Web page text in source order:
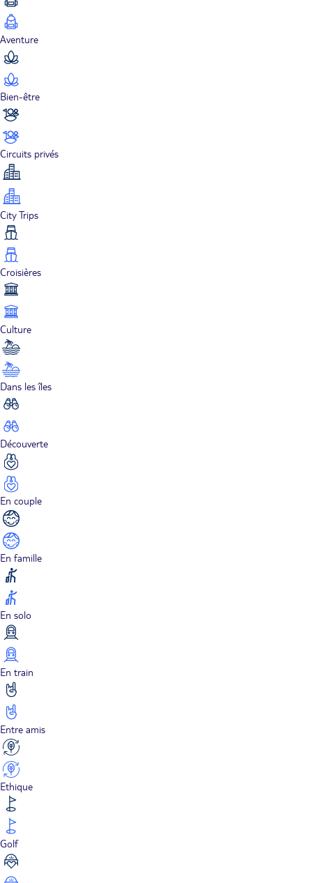
Aventure
Bien-être
Circuits privés
City Trips
Croisières
Culture
Dans les îles
Découverte
En couple
En famille
En solo
En train
Entre amis
Ethique
Golf